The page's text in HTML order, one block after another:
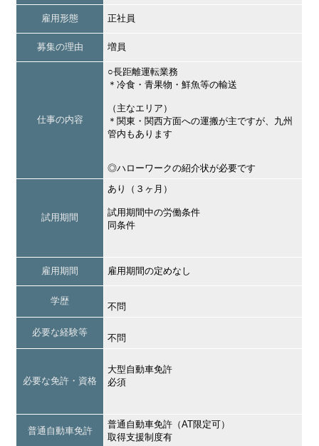
雇用形態 正社員
募集の理由 増員
仕事の内容
○長距離運転業務
＊冷食・青果物・鮮魚等の輸送
（主なエリア）
＊関東・関西方面への運搬が主ですが、九州
管内もあります
◎ハローワークの紹介状が必要です
試用期間
あり（３ヶ月）
試用期間中の労働条件
同条件
雇用期間 雇用期間の定めなし
学歴
不問
必要な経験等
不問
必要な免許・資格
大型自動車免許
必須
普通自動車免許
普通自動車免許（AT限定可）
取得支援制度有